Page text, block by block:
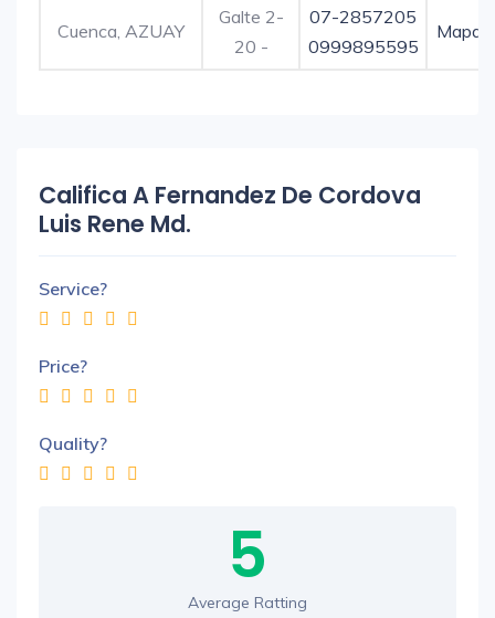
Cuenca, AZUAY
Galte 2-
20 -
07-2857205
0999895595
Mapa
Califica A Fernandez De Cordova
Luis Rene Md.
Service?
Price?
Quality?
5
Average Ratting